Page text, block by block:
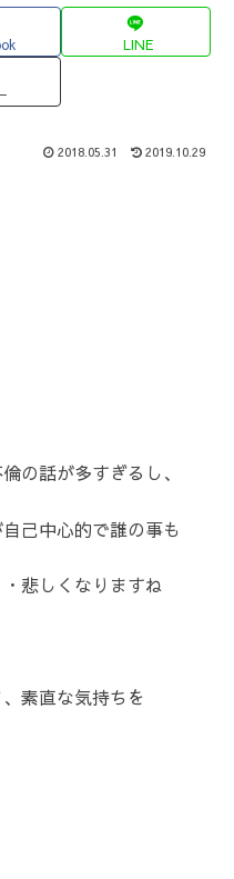
LINE
2018.05.31 2019.10.29
の話が多すぎるし、
己中心的で誰の事も
悲しくなりますね
素直な気持ちを